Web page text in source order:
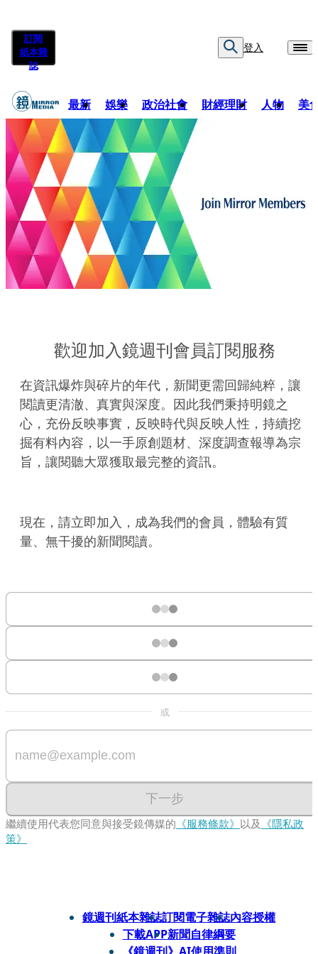
訂閱
紙本雜
誌
登入
最新 娛樂 政治社會 財經理財 人物 美
歡迎加入鏡週刊會員訂閱服務
在資訊爆炸與碎片的年代，新聞更需回歸純粹，讓
閱讀更清澈、真實與深度。因此我們秉持明鏡之
心，充份反映事實，反映時代與反映人性，持續挖
掘有料內容，以一手原創題材、深度調查報導為宗
旨，讓閱聽大眾獲取最完整的資訊。
現在，請立即加入，成為我們的會員，體驗有質
量、無干擾的新聞閱讀。
或
下一步
繼續使用代表您同意與接受鏡傳媒的 《服務條款》 以及 《隱私政
策》
鏡週刊紙本雜誌訂閱電子雜誌內容授權
下載APP新聞自律綱要